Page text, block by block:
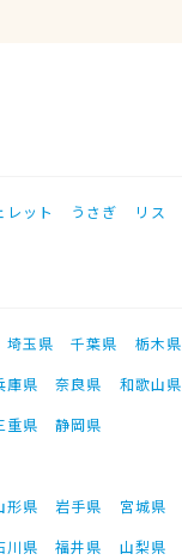
レット うさぎ リス
埼玉県 千葉県 栃木県
庫県 奈良県 和歌山県
重県
静岡県
形県 岩手県 宮城県
川県 福井県 山梨県